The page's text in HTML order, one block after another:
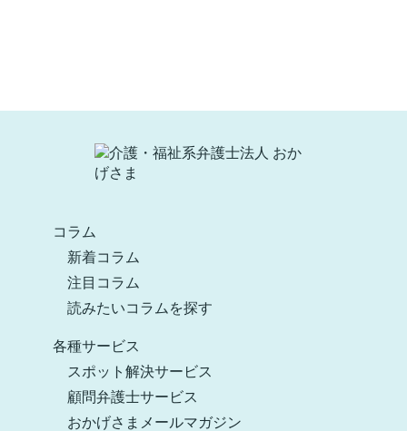
コラム
新着コラム
注目コラム
読みたいコラムを探す
各種サービス
スポット解決サービス
顧問弁護士サービス
おかげさまメールマガジン